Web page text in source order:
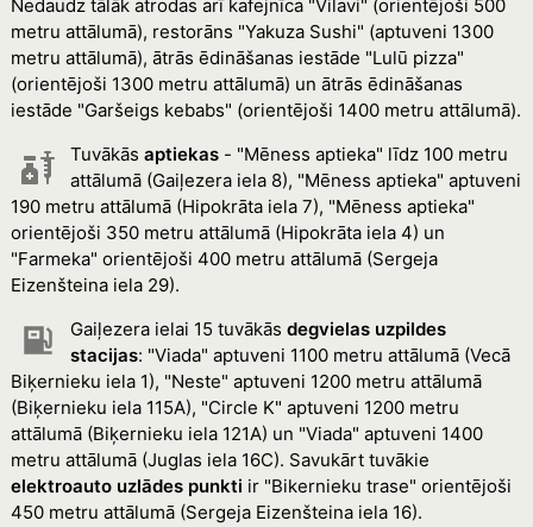
Nedaudz tālāk atrodas arī kafejnīca "Vilavi" (orientējoši 500
metru attālumā), restorāns "Yakuza Sushi" (aptuveni 1300
metru attālumā), ātrās ēdināšanas iestāde "Lulū pizza"
(orientējoši 1300 metru attālumā) un ātrās ēdināšanas
iestāde "Garšeigs kebabs" (orientējoši 1400 metru attālumā).
Tuvākās aptiekas- "Mēness aptieka" līdz 100 metru
attālumā (Gaiļezera iela 8), "Mēness aptieka" aptuveni
190 metru attālumā (Hipokrāta iela 7), "Mēness aptieka"
orientējoši 350 metru attālumā (Hipokrāta iela 4) un
"Farmeka" orientējoši 400 metru attālumā (Sergeja
Eizenšteina iela 29).
Gaiļezera ielai 15 tuvākās degvielas uzpildes
stacijas: "Viada" aptuveni 1100 metru attālumā (Vecā
Biķernieku iela 1), "Neste" aptuveni 1200 metru attālumā
(Biķernieku iela 115A), "Circle K" aptuveni 1200 metru
attālumā (Biķernieku iela 121A) un "Viada" aptuveni 1400
metru attālumā (Juglas iela 16C). Savukārt tuvākie
elektroauto uzlādes punkti ir "Bikernieku trase" orientējoši
450 metru attālumā (Sergeja Eizenšteina iela 16).